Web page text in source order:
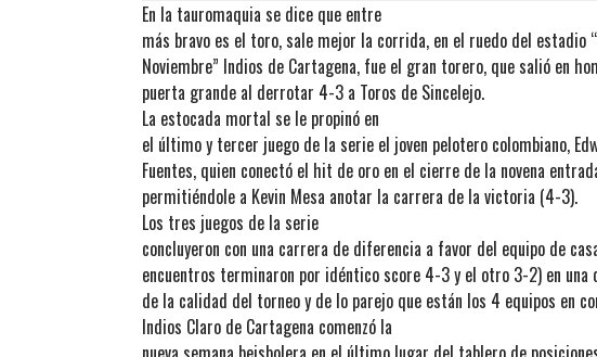
En la tauromaquia se dice que entre
más bravo es el toro, sale mejor la corrida, en el ruedo del estadio
Noviembre” Indios de Cartagena, fue el gran torero, que salió en
puerta grande al derrotar 4-3 a Toros de Sincelejo.
La estocada mortal se le propinó en
el último y tercer juego de la serie el joven pelotero colombiano,
Fuentes, quien conectó el hit de oro en el cierre de la novena
permitiéndole a Kevin Mesa anotar la carrera de la victoria (4-3).
Los tres juegos de la serie
concluyeron con una carrera de diferencia a favor del equipo de
encuentros terminaron por idéntico score 4-3 y el otro 3-2) en una
de la calidad del torneo y de lo parejo que están los 4 equipos en
Indios Claro de Cartagena comenzó la